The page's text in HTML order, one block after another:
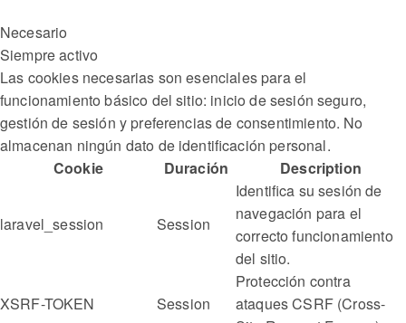
Necesario
Siempre activo
Las cookies necesarias son esenciales para el
funcionamiento básico del sitio: inicio de sesión seguro,
gestión de sesión y preferencias de consentimiento. No
almacenan ningún dato de identificación personal.
Cookie
Duración Description
laravel_session Session
Identifica su sesión de
navegación para el
correcto funcionamiento
del sitio.
XSRF-TOKEN Session
Protección contra
ataques CSRF (Cross-